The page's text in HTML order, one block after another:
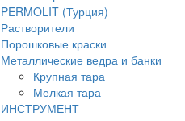
PERMOLIT (Турция)
Растворители
Порошковые краски
Металлические ведра и банки
Крупная тара
Мелкая тара
ИНСТРУМЕНТ